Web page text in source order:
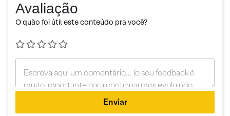
Avaliação
O quão foi útil este conteúdo pra você?
Enviar